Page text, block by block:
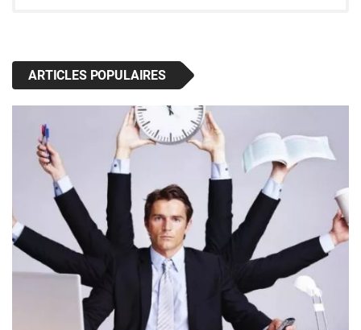
ARTICLES POPULAIRES